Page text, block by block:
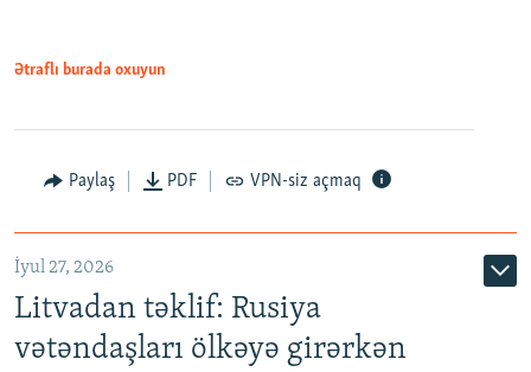
Ətraflı burada oxuyun
Paylaş PDF VPN-siz açmaq
İyul 27, 2026
Litvadan təklif: Rusiya
vətəndaşları ölkəyə girərkən